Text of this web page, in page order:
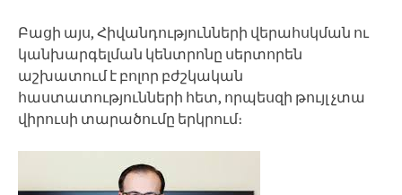
Բացի այս, Հիվանդությունների վերահսկման ու
կանխարգելման կենտրոնը սերտորեն
աշխատում է բոլոր բժշկական
հաստատությունների հետ, որպեսզի թույլ չտա
վիրուսի տարածումը երկրում։